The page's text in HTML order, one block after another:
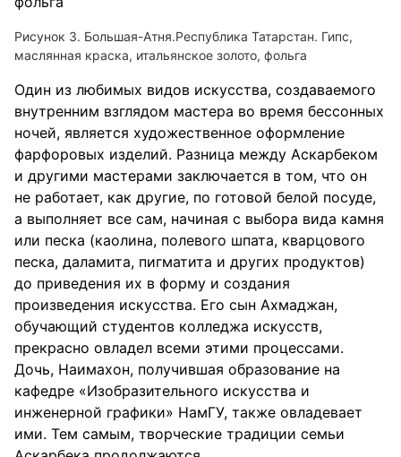
Рисунок 3. Большая-Атня.Республика Татарстан. Гипс,
маслянная краска, итальянское золото, фольга
Один из любимых видов искусства, создаваемого
внутренним взглядом мастера во время бессонных
ночей, является художественное оформление
фарфоровых изделий. Разница между Аскарбеком
и другими мастерами заключается в том, что он
не работает, как другие, по готовой белой посуде,
а выполняет все сам, начиная с выбора вида камня
или песка (каолина, полевого шпата, кварцового
песка, даламита, пигматита и других продуктов)
до приведения их в форму и создания
произведения искусства. Его сын Ахмаджан,
обучающий студентов колледжа искусств,
прекрасно овладел всеми этими процессами.
Дочь, Наимахон, получившая образование на
кафедре «Изобразительного искусства и
инженерной графики» НамГУ, также овладевает
ими. Тем самым, творческие традиции семьи